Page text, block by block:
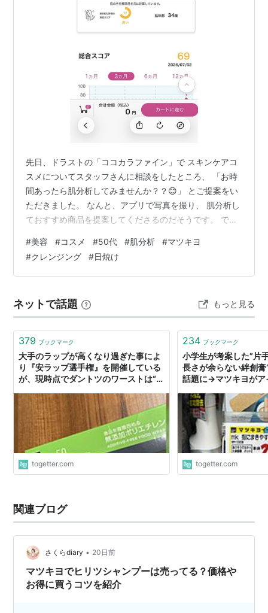
先日、ドラストの「ココカラファイン」で スキンケアコ
スメについてスタッフさんに相談をしたところ、 「お時
間あったら肌分析してみませんか？？😊」 とご提案をい
ただきました。 なんと、アプリで写真を撮り、 肌分析し
ておすすめ商品を提案してくださるのだそうです。 で、
のデータを送るから、 変化を見てみてください！とのこ
と。 ドラストもここまできたのか！！！ びっくり。
で、店内で恥ずかしながら肌分析をしていただいたとこ
ど・・・。😅 正直、「そこまで若く出る？」とは思いま
したが、 スタッフさ…
#美容 #コスメ #50代 #肌分析 #マツキヨ
#クレンジング #日焼け
ネットで話題 もっと見る
379 ブックマーク
大手のラップが高くなり過ぎた事によ
り『安ラップ選手権』を開催している
が、現時点でダントツのワーストは“マ
togetter.com
234 ブックマーク
小学生が考案した”片
長さが余らない絆創
話題に→マツキヨがア
togetter.com
関連ブログ
さくらdiary • 20日前
マツキヨでヒリツシャンプーは売ってる？価格や
お得に買うコツを紹介